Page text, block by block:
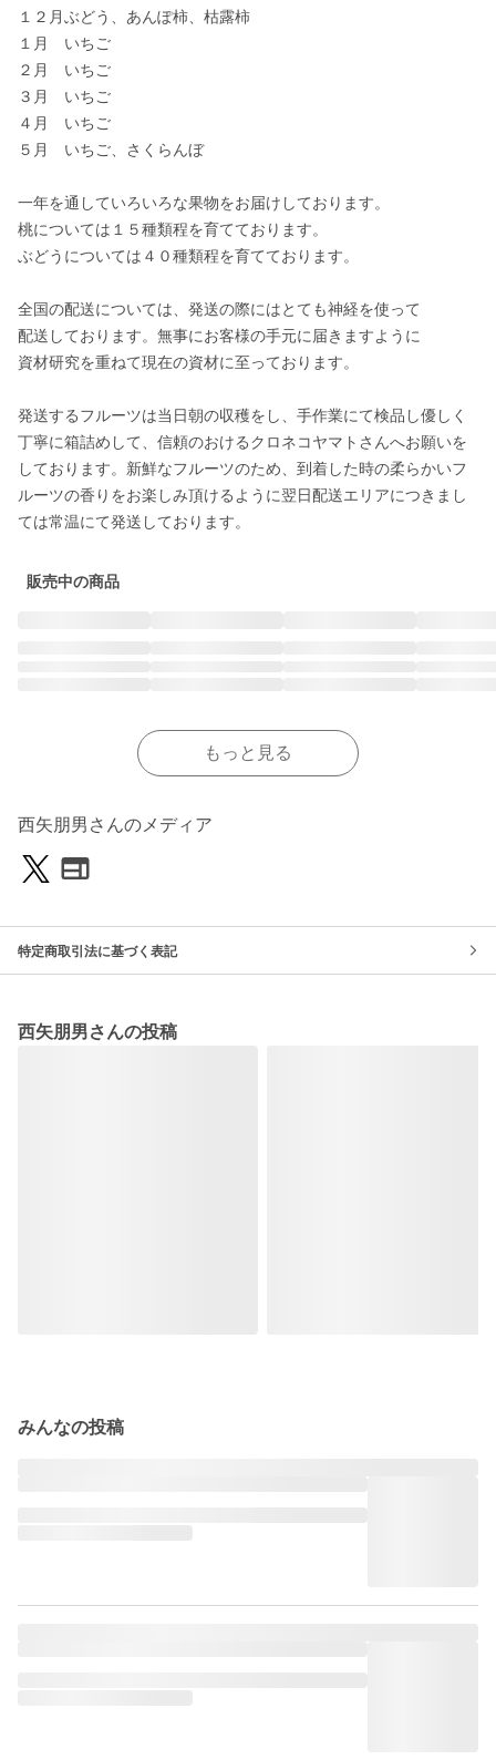
１２月ぶどう、あんぽ柿、枯露柿
１月　いちご
２月　いちご
３月　いちご
４月　いちご
５月　いちご、さくらんぼ
一年を通していろいろな果物をお届けしております。
桃については１５種類程を育てております。
ぶどうについては４０種類程を育てております。
全国の配送については、発送の際にはとても神経を使って
配送しております。無事にお客様の手元に届きますように
資材研究を重ねて現在の資材に至っております。
発送するフルーツは当日朝の収穫をし、手作業にて検品し優しく
丁寧に箱詰めして、信頼のおけるクロネコヤマトさんへお願いを
しております。新鮮なフルーツのため、到着した時の柔らかいフ
ルーツの香りをお楽しみ頂けるように翌日配送エリアにつきまし
販売中の商品
もっと見る
西矢朋男さんのメディア
特定商取引法に基づく表記
西矢朋男さんの投稿
みんなの投稿